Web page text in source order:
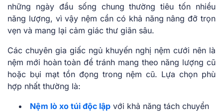
những ngày đầu sống chung thường tiêu tốn nhiều
năng lượng, vì vậy nệm cần có khả năng nâng đỡ trọn
vẹn và mang lại cảm giác thư giãn sâu.
Các chuyên gia giấc ngủ khuyến nghị nệm cưới nên là
nệm mới hoàn toàn để tránh mang theo năng lượng cũ
hoặc bụi mạt tồn đọng trong nệm cũ. Lựa chọn phù
hợp nhất thường là:
Nệm lò xo túi độc lập với khả năng tách chuyển